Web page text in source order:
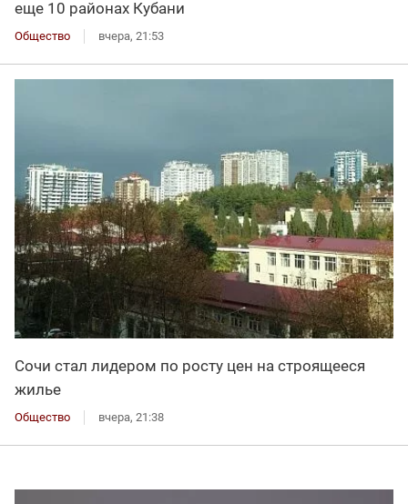
еще 10 районах Кубани
Общество вчера, 21:53
Сочи стал лидером по росту цен на строящееся
жилье
Общество вчера, 21:38